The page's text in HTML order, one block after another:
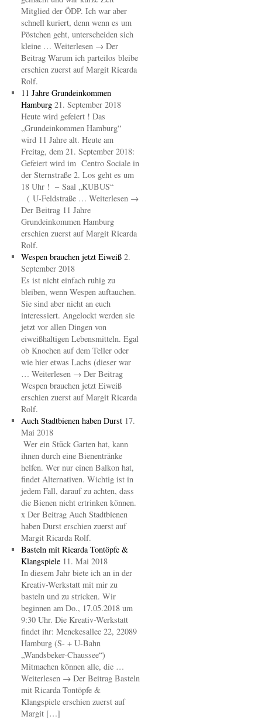
Mitglied der ÖDP. Ich war aber
schnell kuriert, denn wenn es um
Pöstchen geht, unterscheiden sich
kleine … Weiterlesen → Der
Beitrag Warum ich parteilos bleibe
erschien zuerst auf Margit Ricarda
Rolf.
11 Jahre Grundeinkommen
Hamburg 21. September 2018
Heute wird gefeiert ! Das
„Grundeinkommen Hamburg“
wird 11 Jahre alt. Heute am
Freitag, dem 21. September 2018:
Gefeiert wird im Centro Sociale in
der Sternstraße 2. Los geht es um
18 Uhr ! – Saal „KUBUS“
( U-Feldstraße … Weiterlesen →
Der Beitrag 11 Jahre
Grundeinkommen Hamburg
erschien zuerst auf Margit Ricarda
Rolf.
Wespen brauchen jetzt Eiweiß 2.
September 2018
Es ist nicht einfach ruhig zu
bleiben, wenn Wespen auftauchen.
Sie sind aber nicht an euch
interessiert. Angelockt werden sie
jetzt vor allen Dingen von
eiweißhaltigen Lebensmitteln. Egal
ob Knochen auf dem Teller oder
wie hier etwas Lachs (dieser war
… Weiterlesen → Der Beitrag
Wespen brauchen jetzt Eiweiß
erschien zuerst auf Margit Ricarda
Rolf.
Auch Stadtbienen haben Durst 17.
Mai 2018
Wer ein Stück Garten hat, kann
ihnen durch eine Bienentränke
helfen. Wer nur einen Balkon hat,
findet Alternativen. Wichtig ist in
jedem Fall, darauf zu achten, dass
die Bienen nicht ertrinken können.
x Der Beitrag Auch Stadtbienen
haben Durst erschien zuerst auf
Margit Ricarda Rolf.
Basteln mit Ricarda Tontöpfe &
Klangspiele 11. Mai 2018
In diesem Jahr biete ich an in der
Kreativ-Werkstatt mit mir zu
basteln und zu stricken. Wir
beginnen am Do., 17.05.2018 um
9:30 Uhr. Die Kreativ-Werkstatt
findet ihr: Menckesallee 22, 22089
Hamburg (S- + U-Bahn
„Wandsbeker-Chaussee“)
Mitmachen können alle, die …
Weiterlesen → Der Beitrag Basteln
mit Ricarda Tontöpfe &
Klangspiele erschien zuerst auf
Margit […]